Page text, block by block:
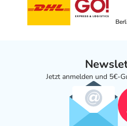
Jetzt anmelden und 5€-